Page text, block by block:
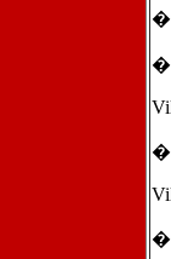
�
�
�
�